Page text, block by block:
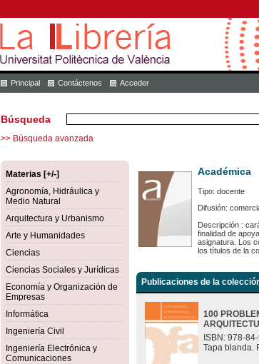
Principal Contáctenos Acceder
Búsqueda
>> Búsqueda avanzada
Materias [+/-]
Agronomía, Hidráulica y
Medio Natural
Arquitectura y Urbanismo
Arte y Humanidades
Ciencias
Ciencias Sociales y Jurídicas
Economía y Organización de
Empresas
Informática
Ingeniería Civil
Ingeniería Electrónica y
Comunicaciones
Académica
Tipo: docente
Difusión:
Descripción :
finalidad de
asignatura. Los
los títulos de la
Publicaciones de la
100
ISBN: 978-
Tapa blanda.